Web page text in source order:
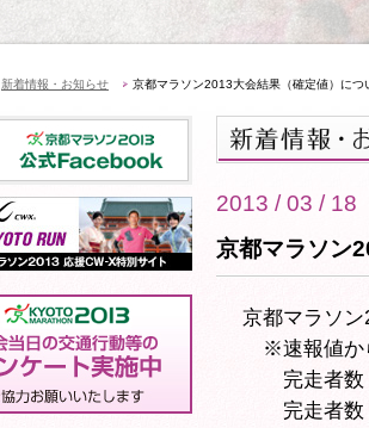
新着情報・お知らせ 京都マラソン2013大会結果（確定値）につ
2013 / 03 / 18
京都マラソン
京都マラソン
※速報値か
完走者数
完走者数